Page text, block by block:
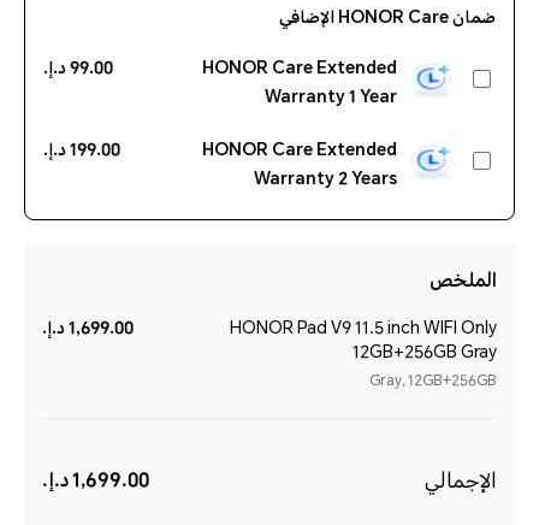
ضمان HONOR Care الإضافي
HONOR Care Extended
Warranty 1 Year
99.00 د.إ.‏‏
HONOR Care Extended
Warranty 2 Years
199.00 د.إ.‏‏
الملخص
HONOR Pad V9 11.5 inch WIFI Only
12GB+256GB Gray
Gray, 12GB+256GB
1,699.00 د.إ.‏‏
الإجمالي 1,699.00 د.إ.‏‏